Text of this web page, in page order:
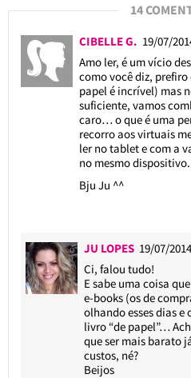
14
CIBELLE G. 19/07/
Amo ler, é um vício
como você diz,
papel é incrível) mas
suficiente, vamos
caro… o que é uma
recorro aos virtuais
ler no tablet e com a
no mesmo dispositivo.
Bju Ju ^^
JU LOPES 19/07/
Ci, falou tudo!
E sabe uma coisa
e-books (os de
olhando esses dias e
livro “de papel”…
que ser mais barato
custos, né?
Beijos